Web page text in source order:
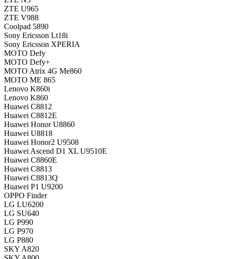
ZTE U965
ZTE V988
Coolpad 5890
Sony Ericsson Lt18i
Sony Ericsson XPERIA
MOTO Defy
MOTO Defy+
MOTO Atrix 4G Me860
MOTO ME 865
Lenovo K860i
Lenovo K860
Huawei C8812
Huawei C8812E
Huawei Honor U8860
Huawei U8818
Huawei Honor2 U9508
Huawei Ascend D1 XL U9510E
Huawei C8860E
Huawei C8813
Huawei C8813Q
Huawei P1 U9200
OPPO Finder
LG LU6200
LG SU640
LG P990
LG P970
LG P880
SKY A820